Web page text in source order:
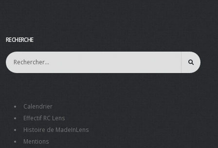
RECHERCHE
Calendrier
Effectif RC Lens
Histoire de MadeInLens
Mentions